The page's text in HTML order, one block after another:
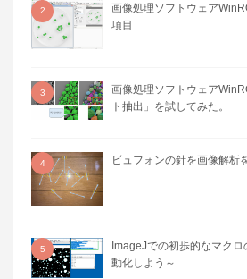
2
画像処理ソフトウェア
項目
3
画像処理ソフトウェア
ト抽出」を試してみた。
4 ビュフォンの針を画像解析
5
ImageJでの初歩的なマク
動化しよう～